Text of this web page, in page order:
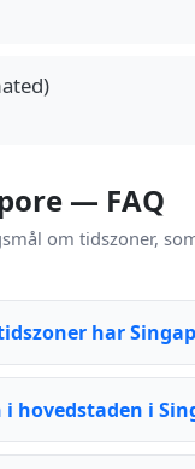
— FAQ
om tidszoner,
har
i hovedstaden i